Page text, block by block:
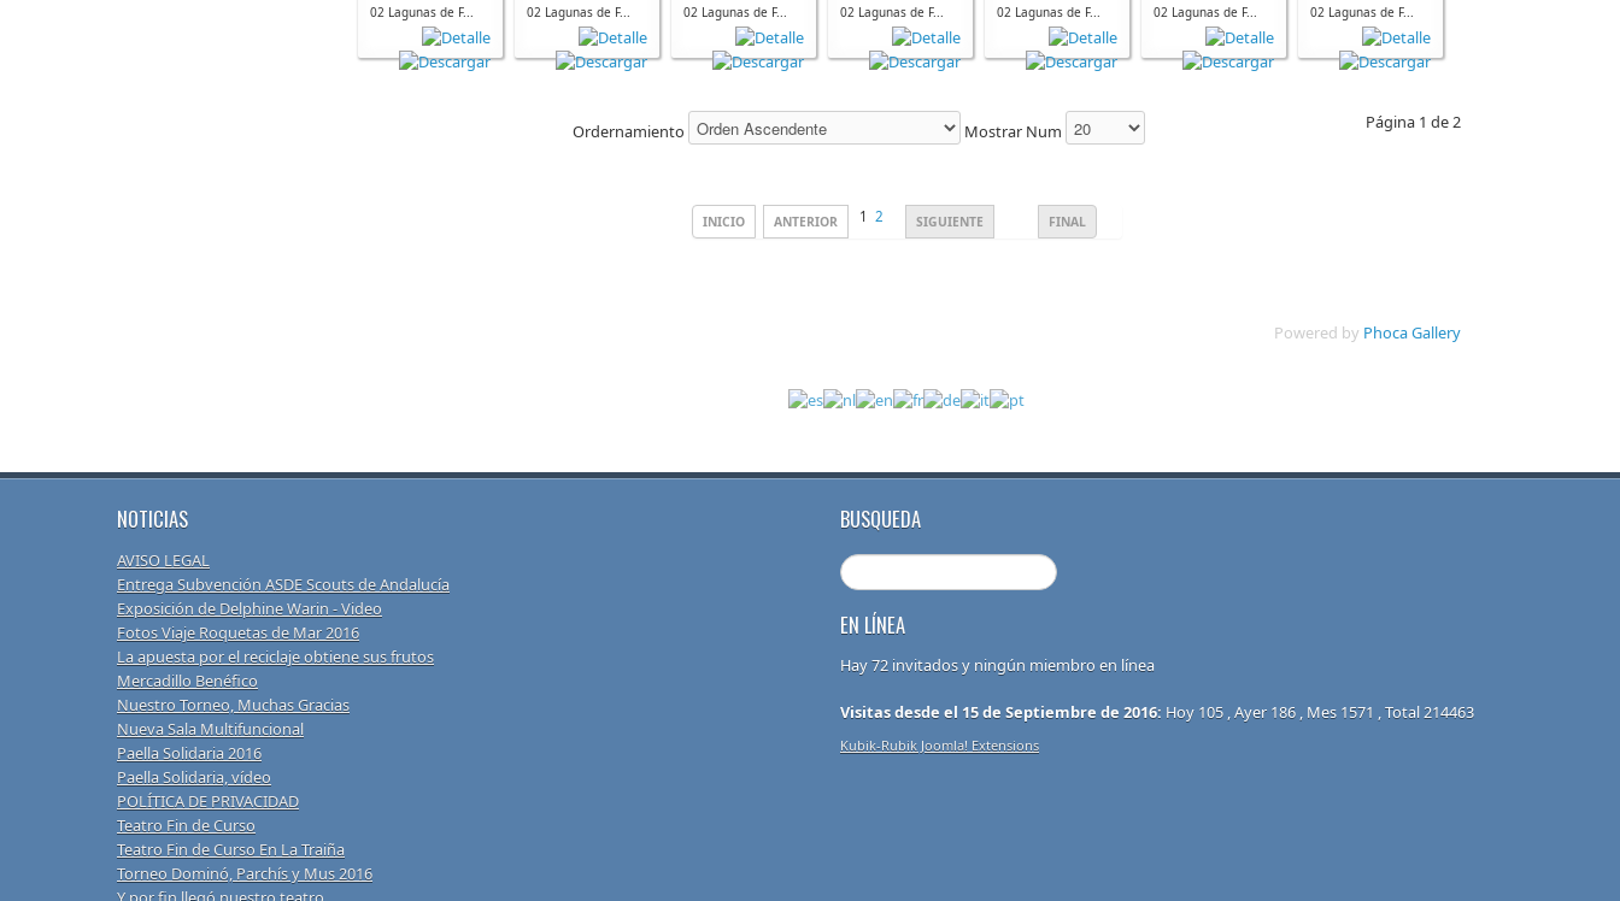
02 Lagunas de F... 02 Lagunas de F... 02 Lagunas de F... 02 Lagunas de F... 02 Lagunas de F... 02 Lagunas de F... 02 Lagunas de F...
Ordernamiento Mostrar Num Página 1 de 2
INICIO ANTERIOR 1 2 SIGUIENTE FINAL
Powered by Phoca Gallery
NOTICIAS
AVISO LEGAL
Entrega Subvención ASDE Scouts de Andalucía
Exposición de Delphine Warin - Video
Fotos Viaje Roquetas de Mar 2016
La apuesta por el reciclaje obtiene sus frutos
Mercadillo Benéfico
Nuestro Torneo, Muchas Gracias
Nueva Sala Multifuncional
Paella Solidaria 2016
Paella Solidaria, vídeo
POLÍTICA DE PRIVACIDAD
Teatro Fin de Curso
Teatro Fin de Curso En La Traiña
Torneo Dominó, Parchís y Mus 2016
BUSQUEDA
EN LÍNEA
Hay 72 invitados y ningún miembro en línea
Visitas desde el 15 de Septiembre de 2016: Hoy 105 , Ayer 186 , Mes 1571 , Total 214463
Kubik-Rubik Joomla! Extensions